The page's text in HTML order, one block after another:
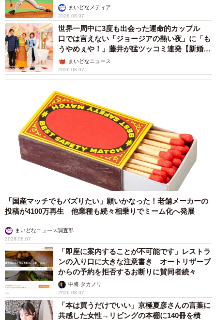
か」まいどなメディア
2026.08.07
世界一周中に3度も出会った運命的カップル
口では言えない「ジョージアの熱い夜」に「も
うやめぇや！」藤井が猛ツッコミ連発【新婚さ
ん】まいどなニュース
2026.08.07
「国産マッチでもバズりたい」願いかなった！老舗メーカーの
投稿が4100万再生 他業種も続々相乗りでミーム化へ発展
まいどなニュース調査部
2026.08.07
「即座に案内することが不可能です」レストラ
ンの入り口に大きな注意書き オートリザーブ
からの予約を拒否するお断りに賛同者続々
中将 タカノリ
2026.08.07
「本は買うだけでいい」京極夏彦さんの言葉に
共感した女性→リビングの本棚に140冊を積